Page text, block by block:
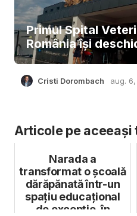
Primul Spital
România își
Cristi Dorombach aug.
Articole pe aceeași
Narada a
transformat o școală
dărăpănată într-un
spațiu educațional
de excepție, în